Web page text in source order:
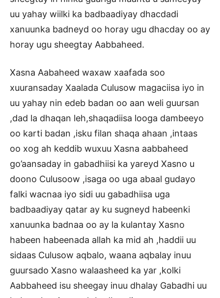
uu yahay wiilki ka badbaadiyay dhacdadi
xanuunka badneyd oo horay ugu dhacday oo ay
horay ugu sheegtay Aabbaheed.
Xasna Aabaheed waxaw xaafada soo
xuuransaday Xaalada Culusow magaciisa iyo in
uu yahay nin edeb badan oo aan weli guursan
,dad la dhaqan leh,shaqadiisa looga dambeeyo
oo karti badan ,isku filan shaqa ahaan ,intaas
oo xog ah keddib wuxuu Xasna aabbaheed
go’aansaday in gabadhiisi ka yareyd Xasno u
doono Culusoow ,isaga oo uga abaal gudayo
falki wacnaa iyo sidi uu gabadhiisa uga
badbaadiyay qatar ay ku sugneyd habeenki
xanuunka badnaa oo ay la kulantay Xasno
habeen habeenada allah ka mid ah ,haddii uu
sidaas Culusow aqbalo, waana aqbalay inuu
guursado Xasno walaasheed ka yar ,kolki
Aabbaheed isu sheegay inuu dhalay Gabadhi uu